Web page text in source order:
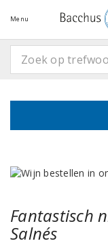
Menu
Fantastisch
Salnés